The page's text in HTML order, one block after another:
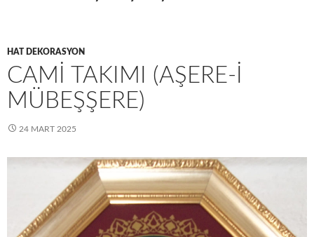
HAT DEKORASYON
CAMİ TAKIMI (AŞERE-İ
MÜBEŞŞERE)
24 MART 2025